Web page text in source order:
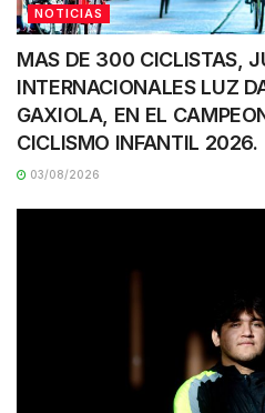
NOTICIAS
MAS DE 300 CICLISTAS,
INTERNACIONALES LUZ
GAXIOLA, EN EL
CICLISMO INFANTIL 2026.
03/08/2026